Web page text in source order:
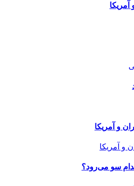
و آمریکا
سو می‌رود؟